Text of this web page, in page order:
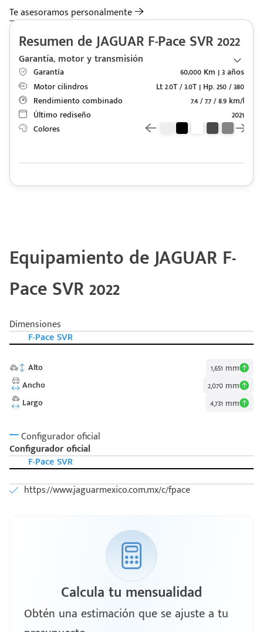
Escríbenos
+528121278366Postal
Ingresar
Te asesoramos personalmente
Resumen de JAGUAR F-Pace SVR 2022
Garantía, motor y transmisión
Garantía
60,000 Km | 3 años
Motor cilindros
Lt 2.0T / 3.0T | Hp. 250 / 380
Rendimiento combinado
7.4 / 7.7 / 8.9 km/l
Último rediseño
2021
Colores
Equipamiento de JAGUAR F-
Pace SVR 2022
Dimensiones
F-Pace SVR
Alto
1,651 mm
Ancho
2,070 mm
Largo
4,731 mm
Configurador oficial
Configurador oficial
F-Pace SVR
https://www.jaguarmexico.com.mx/c/fpace
Calcula tu mensualidad
Obtén una estimación que se ajuste a tu